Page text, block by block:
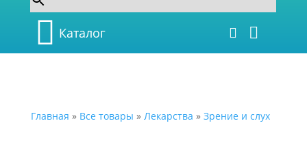
Каталог
Главная » Все товары » Лекарства » Зрение и слух